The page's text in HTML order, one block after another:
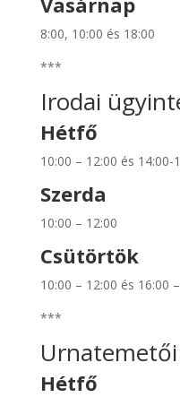
8:00, 10:00 és 18:00
***
Irodai
Hétfő
10:00 – 12:00 és 14:00-
Szerda
10:00 – 12:00
Csütörtök
10:00 – 12:00 és 16:00
***
Hétfő